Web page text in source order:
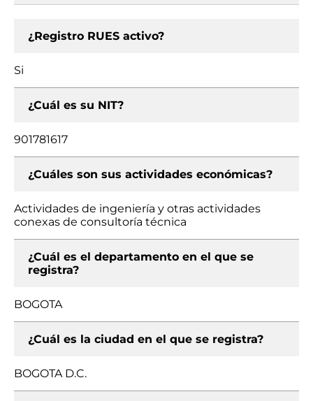
¿Registro RUES activo?
Si
¿Cuál es su NIT?
901781617
¿Cuáles son sus actividades económicas?
Actividades de ingeniería y otras actividades
conexas de consultoría técnica
¿Cuál es el departamento en el que se
registra?
BOGOTA
¿Cuál es la ciudad en el que se registra?
BOGOTA D.C.